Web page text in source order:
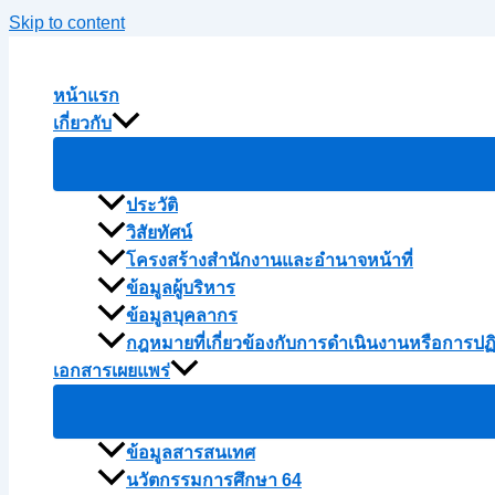
Skip to content
หน้าแรก
เกี่ยวกับ
ประวัติ
วิสัยทัศน์
โครงสร้างสำนักงานและอำนาจหน้าที่
ข้อมูลผู้บริหาร
ข้อมูลบุคลากร
กฎหมายที่เกี่ยวข้องกับการดำเนินงานหรือการป
เอกสารเผยแพร่
ข้อมูลสารสนเทศ
นวัตกรรมการศึกษา 64